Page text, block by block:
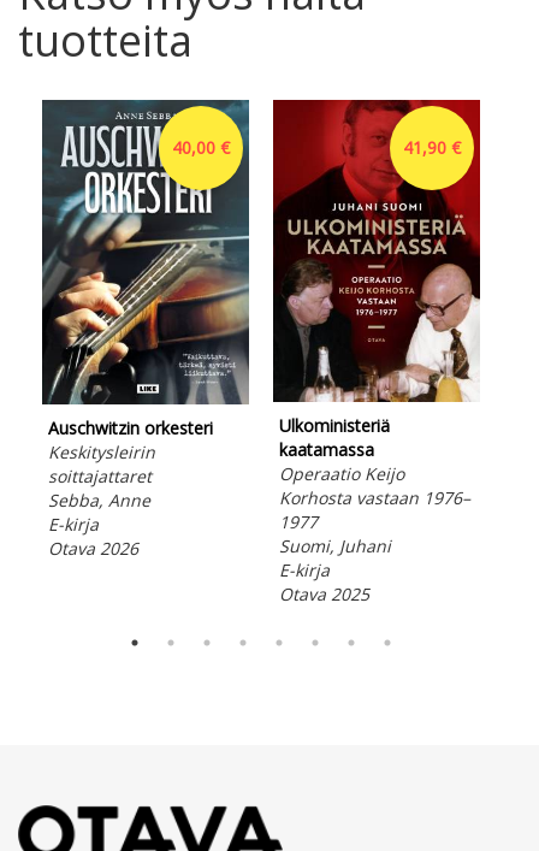
tuotteita
40,00 €
Auschwitzin orkesteri
Keskitysleirin
soittajattaret
Sebba, Anne
E-kirja
Otava 2026
41,90 €
Ulkoministeriä
kaatamassa
Operaatio Keijo
Korhosta vastaan 1976–
1977
Suomi, Juhani
E-kirja
Otava 2025